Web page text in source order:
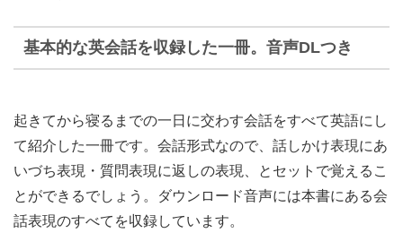
基本的な英会話を収録した一冊。音声DLつき
起きてから寝るまでの一日に交わす会話をすべて英語にし
て紹介した一冊です。会話形式なので、話しかけ表現にあ
いづち表現・質問表現に返しの表現、とセットで覚えるこ
とができるでしょう。ダウンロード音声には本書にある会
話表現のすべてを収録しています。